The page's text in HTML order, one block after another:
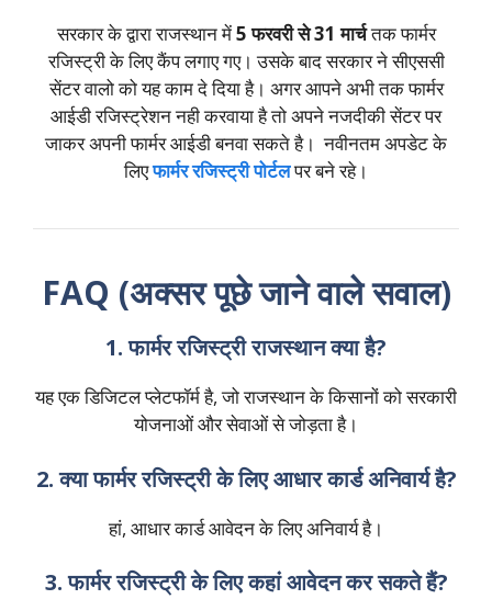
सरकार के द्वारा राजस्थान में5 फरवरी से 31 मार्चतक फार्मर
रजिस्ट्री के लिए कैंप लगाए गए। उसके बाद सरकार ने सीएससी
सेंटर वालो को यह काम दे दिया है। अगर आपने अभी तक फार्मर
आईडी रजिस्ट्रेशन नही करवाया है तो अपने नजदीकी सेंटर पर
जाकर अपनी फार्मर आईडी बनवा सकते है। नवीनतम अपडेट के
लिएफार्मर रजिस्ट्री पोर्टलपर बने रहे।
FAQ (अक्सर पूछे जाने वाले सवाल)
1. फार्मर रजिस्ट्री राजस्थान क्या है?
यह एक डिजिटल प्लेटफॉर्म है, जो राजस्थान के किसानों को सरकारी
योजनाओं और सेवाओं से जोड़ता है।
2. क्या फार्मर रजिस्ट्री के लिए आधार कार्ड अनिवार्य है?
हां, आधार कार्ड आवेदन के लिए अनिवार्य है।
3. फार्मर रजिस्ट्री के लिए कहां आवेदन कर सकते हैं?